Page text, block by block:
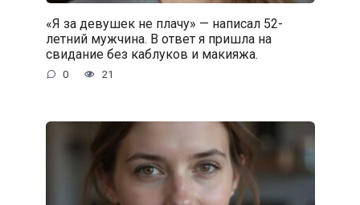
«Я за девушек не плачу» — написал 52-
летний мужчина. В ответ я пришла на
свидание без каблуков и макияжа.
0 21